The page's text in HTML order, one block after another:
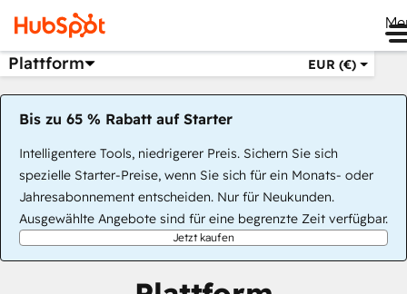
Plattform EUR (€)
Bis zu 65 % Rabatt auf Starter
Intelligentere Tools, niedrigerer Preis. Sichern Sie sich
spezielle Starter-Preise, wenn Sie sich für ein Monats- oder
Jahresabonnement entscheiden. Nur für Neukunden.
Ausgewählte Angebote sind für eine begrenzte Zeit verfügbar.
Jetzt kaufen